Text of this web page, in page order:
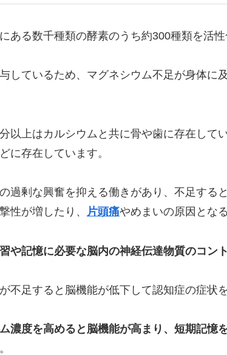
ある数千種類の酵素のうち約300種類を活性
しているため、マグネシウム不足が身体に
以上はカルシウムと共に骨や歯に存在してい
に存在しています。
過剰な興奮を抑える働きがあり、不足する
性が増したり、
片頭痛やめまいの原因とな
や記憶に必要な脳内の神経伝達物質のコン
不足すると脳機能が低下して認知症の症状
濃度を高めると脳機能が高まり、短期記憶